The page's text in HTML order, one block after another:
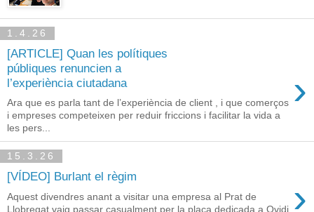
1.4.26
[ARTICLE] Quan les polítiques
públiques renuncien a
l’experiència ciutadana
›
Ara que es parla tant de l’experiència de client , i que comerços
i empreses competeixen per reduir friccions i facilitar la vida a
les pers...
15.3.26
[VÍDEO] Burlant el règim ›
Aquest divendres anant a visitar una empresa al Prat de
Llobregat vaig passar casualment per la plaça dedicada a Ovidi